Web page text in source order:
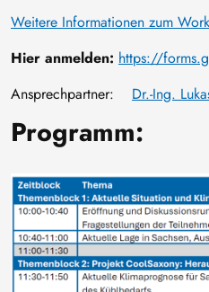
Weitere Informationen zum
Hier anmelden: https://
Ansprechpartner:
Dr.-Ing.
Programm:
Bild